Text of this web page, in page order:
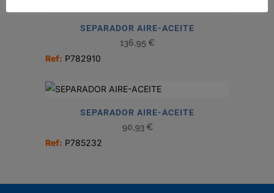
SEPARADOR AIRE-ACEITE
136,95 €
Ref: P782910
SEPARADOR AIRE-ACEITE
90,93 €
Ref: P785232